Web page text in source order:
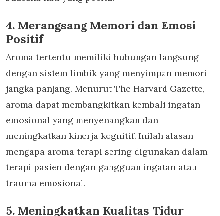
4. Merangsang Memori dan Emosi
Positif
Aroma tertentu memiliki hubungan langsung
dengan sistem limbik yang menyimpan memori
jangka panjang. Menurut The Harvard Gazette,
aroma dapat membangkitkan kembali ingatan
emosional yang menyenangkan dan
meningkatkan kinerja kognitif. Inilah alasan
mengapa aroma terapi sering digunakan dalam
terapi pasien dengan gangguan ingatan atau
trauma emosional.
5. Meningkatkan Kualitas Tidur